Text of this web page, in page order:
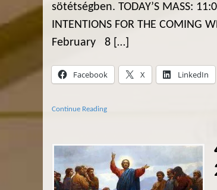
sötétségben. TODAY’S MASS:
INTENTIONS FOR THE
February 8 […]
Facebook X LinkedIn
Continue Reading